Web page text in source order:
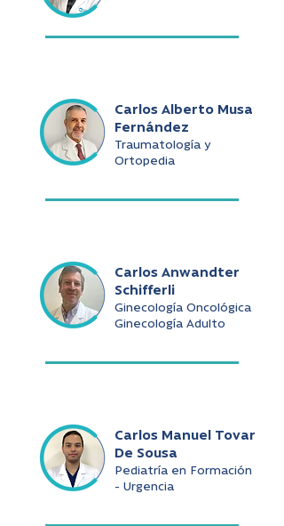
Carlos Alberto Musa
Fernández
Traumatología y
Ortopedia
Carlos Anwandter
Schifferli
Ginecología Oncológica
Ginecología Adulto
Carlos Manuel Tovar
De Sousa
Pediatría en Formación
- Urgencia